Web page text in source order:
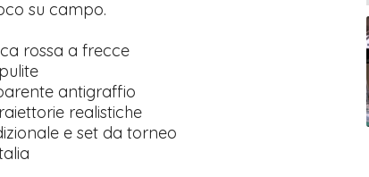
su campo.
rossa a frecce
antigraffio
realistiche
e set da torneo